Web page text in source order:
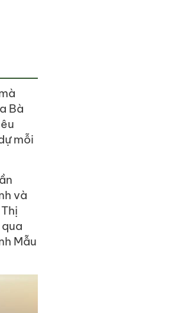
Bà
mỗi
và
Mẫu